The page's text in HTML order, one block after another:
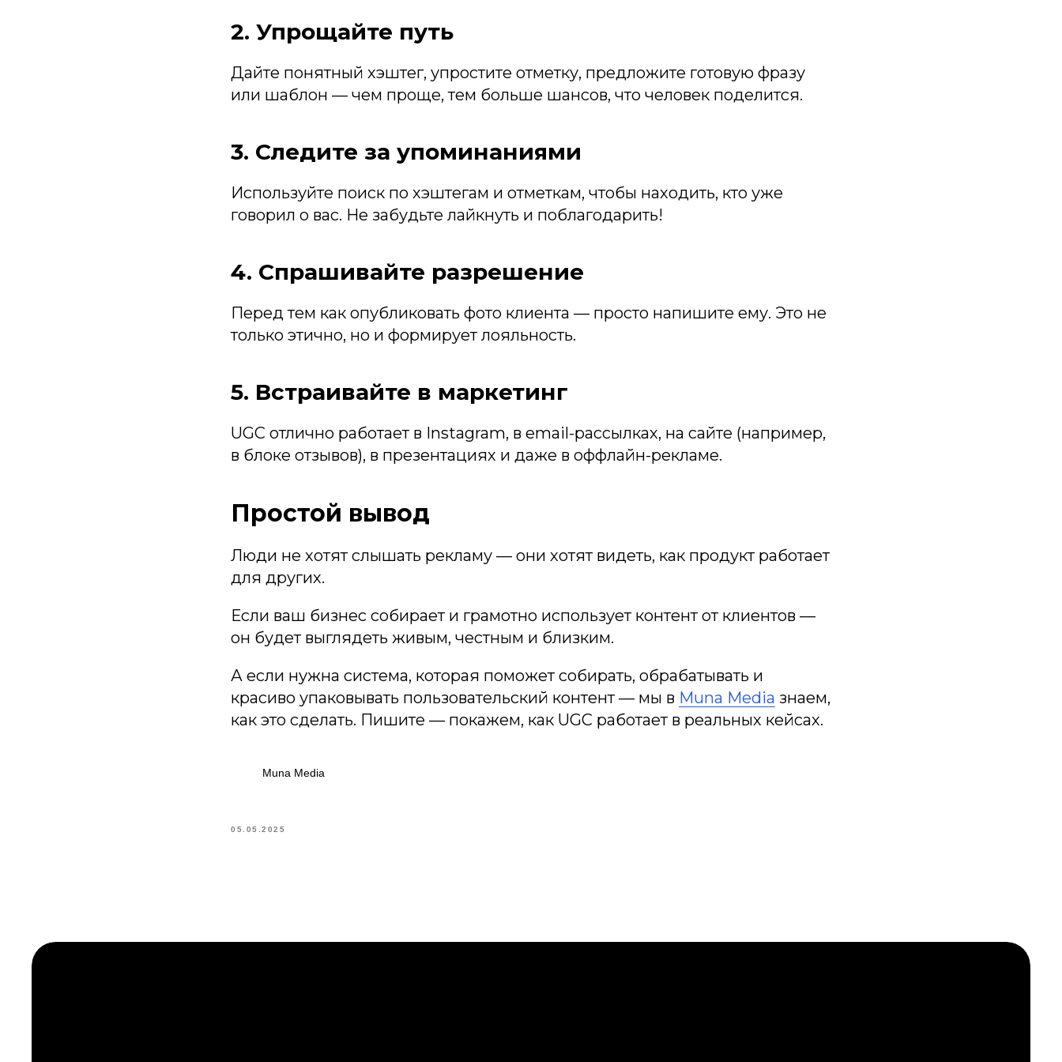
2. Упрощайте путь
Дайте понятный хэштег, упростите отметку, предложите готовую фразу
или шаблон — чем проще, тем больше шансов, что человек поделится.
3. Следите за упоминаниями
Используйте поиск по хэштегам и отметкам, чтобы находить, кто уже
говорил о вас. Не забудьте лайкнуть и поблагодарить!
4. Спрашивайте разрешение
Перед тем как опубликовать фото клиента — просто напишите ему. Это не
только этично, но и формирует лояльность.
5. Встраивайте в маркетинг
UGC отлично работает в Instagram, в email-рассылках, на сайте (например,
в блоке отзывов), в презентациях и даже в оффлайн-рекламе.
Простой вывод
Люди не хотят слышать рекламу — они хотят видеть, как продукт работает
для других.
Если ваш бизнес собирает и грамотно использует контент от клиентов —
он будет выглядеть живым, честным и близким.
А если нужна система, которая поможет собирать, обрабатывать и
красиво упаковывать пользовательский контент — мы в Muna Media знаем,
как это сделать. Пишите — покажем, как UGC работает в реальных кейсах.
Muna Media
05.05.2025